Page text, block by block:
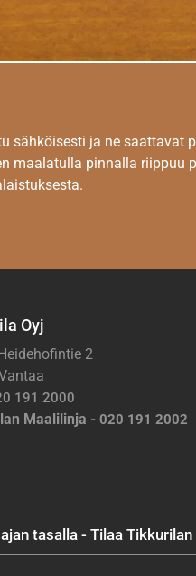
sähköisesti ja ne saattavat
maalatulla pinnalla riippuu
Oyj
2
191 2000
Maalilinja - 020 191 2002
tasalla - Tilaa